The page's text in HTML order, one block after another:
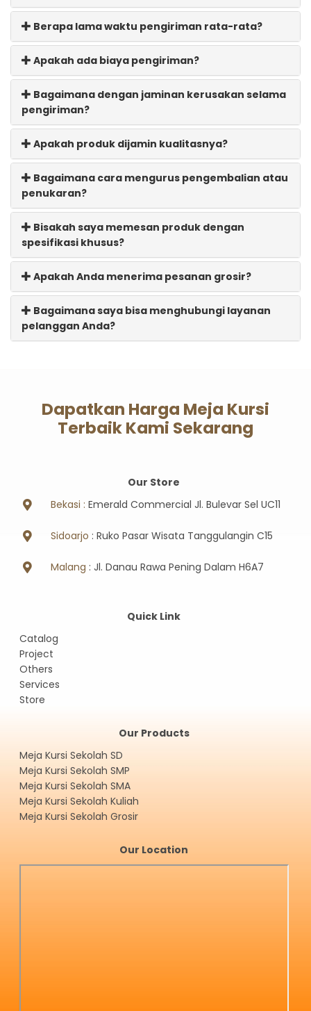
Berapa lama waktu pengiriman rata-rata?
Apakah ada biaya pengiriman?
Bagaimana dengan jaminan kerusakan selama
pengiriman?
Apakah produk dijamin kualitasnya?
Bagaimana cara mengurus pengembalian atau
penukaran?
Bisakah saya memesan produk dengan
spesifikasi khusus?
Apakah Anda menerima pesanan grosir?
Bagaimana saya bisa menghubungi layanan
pelanggan Anda?
Dapatkan Harga Meja Kursi
Terbaik Kami Sekarang
Our Store
Bekasi : Emerald Commercial Jl. Bulevar Sel UC11
Sidoarjo : Ruko Pasar Wisata Tanggulangin C15
Malang : Jl. Danau Rawa Pening Dalam H6A7
Quick Link
Catalog
Project
Others
Services
Store
Our Products
Meja Kursi Sekolah SD
Meja Kursi Sekolah SMP
Meja Kursi Sekolah SMA
Meja Kursi Sekolah Kuliah
Meja Kursi Sekolah Grosir
Our Location